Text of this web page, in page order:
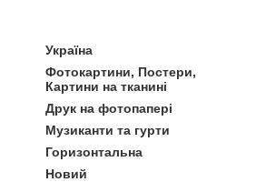
Україна
Фотокартини, Постери,
Картини на тканині
Друк на фотопапері
Музиканти та гурти
Горизонтальна
Новий